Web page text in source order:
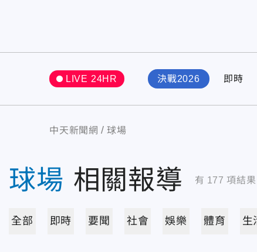
LIVE 24HR 決戰2026 即時
中天新聞網 球場
球場 相關報導 有 177 項結果
全部 即時 要聞 社會 娛樂 體育 生